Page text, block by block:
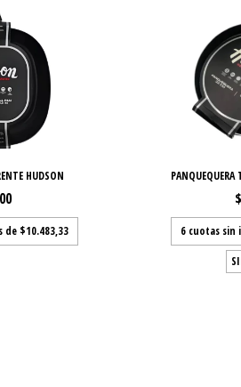
HUDSON
de $10.483,33 6 cuotas sin